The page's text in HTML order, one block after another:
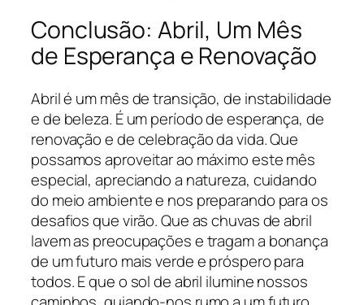
Conclusão: Abril, Um Mês
de Esperança e Renovação
Abril é um mês de transição, de instabilidade
e de beleza. É um período de esperança, de
renovação e de celebração da vida. Que
possamos aproveitar ao máximo este mês
especial, apreciando a natureza, cuidando
do meio ambiente e nos preparando para os
desafios que virão. Que as chuvas de abril
lavem as preocupações e tragam a bonança
de um futuro mais verde e próspero para
todos. E que o sol de abril ilumine nossos